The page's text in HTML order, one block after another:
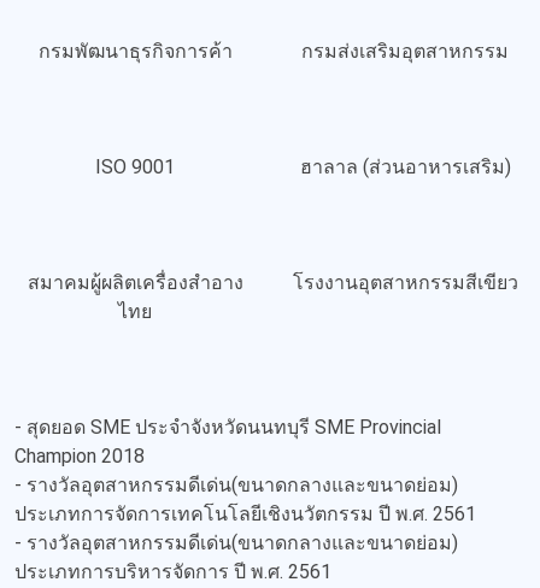
กรมพัฒนาธุรกิจการค้า กรมส่งเสริมอุตสาหกรรม
ISO 9001 ฮาลาล (ส่วนอาหารเสริม)
สมาคมผู้ผลิตเครื่องสำอาง
ไทย
โรงงานอุตสาหกรรมสีเขียว
- สุดยอด SME ประจำจังหวัดนนทบุรี SME Provincial
Champion 2018
- รางวัลอุตสาหกรรมดีเด่น(ขนาดกลางและขนาดย่อม)
ประเภทการจัดการเทคโนโลยีเชิงนวัตกรรม ปี พ.ศ. 2561
- รางวัลอุตสาหกรรมดีเด่น(ขนาดกลางและขนาดย่อม)
ประเภทการบริหารจัดการ ปี พ.ศ. 2561